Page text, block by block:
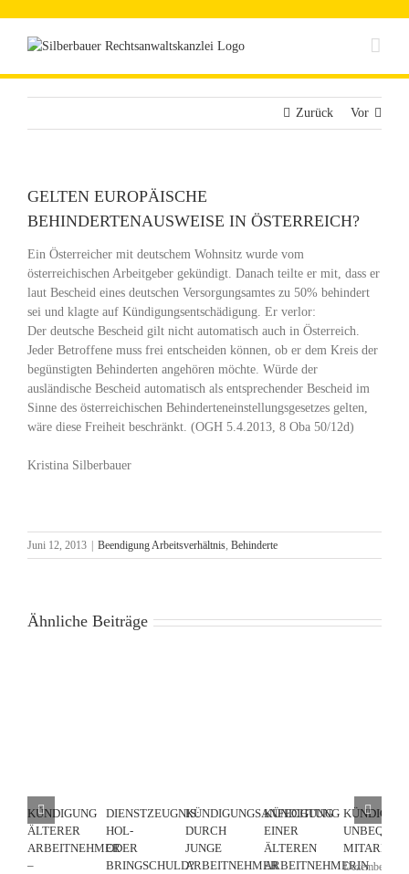
springen
Zurück Vor
GELTEN EUROPÄISCHE
BEHINDERTENAUSWEISE IN ÖSTERREICH?
Ein Österreicher mit deutschem Wohnsitz wurde vom
österreichischen Arbeitgeber gekündigt. Danach teilte er mit, dass er
laut Bescheid eines deutschen Versorgungsamtes zu 50% behindert
sei und klagte auf Kündigungsentschädigung. Er verlor:
Der deutsche Bescheid gilt nicht automatisch auch in Österreich.
Jeder Betroffene muss frei entscheiden können, ob er dem Kreis der
begünstigten Behinderten angehören möchte. Würde der
ausländische Bescheid automatisch als entsprechender Bescheid im
Sinne des österreichischen Behinderteneinstellungsgesetzes gelten,
wäre diese Freiheit beschränkt. (OGH 5.4.2013, 8 Oba 50/12d)
Kristina Silberbauer
Juni 12, 2013 Beendigung Arbeitsverhältnis, Behinderte
Ähnliche Beiträge
KÜNDIGUNG
ÄLTERER
ARBEITNEHMER
–
DIENSTZEUGNIS:
HOL-
ODER
BRINGSCHULD?
KÜNDIGUNGSANFECHTUNG
DURCH
JUNGE
ARBEITNEHMER
KÜNDIGUNG
EINER
ÄLTEREN
ARBEITNEHMERIN
Dezember